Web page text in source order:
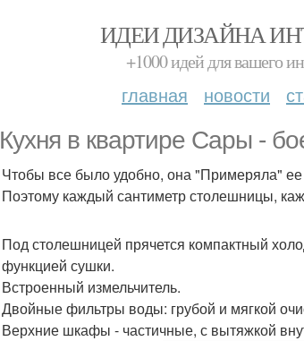
ИДЕИ ДИЗАЙНА
+1000 идей для вашего
главная новости
Кухня в квартире Сары -
Чтобы все было удобно, она "Примеряла"
Поэтому каждый сантиметр столешницы,
Под столешницей прячется компактный
функцией сушки.
Встроенный измельчитель.
Двойные фильтры воды: грубой и мягкой
Верхние шкафы - частичные, с вытяжкой